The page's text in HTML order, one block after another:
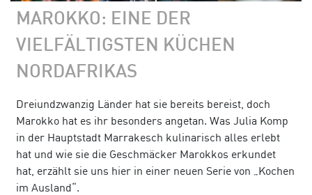
MAROKKO: EINE DER
VIELFÄLTIGSTEN KÜCHEN
NORDAFRIKAS
Dreiundzwanzig Länder hat sie bereits bereist, doch
Marokko hat es ihr besonders angetan. Was Julia Komp
in der Hauptstadt Marrakesch kulinarisch alles erlebt
hat und wie sie die Geschmäcker Marokkos erkundet
hat, erzählt sie uns hier in einer neuen Serie von „Kochen
im Ausland“.